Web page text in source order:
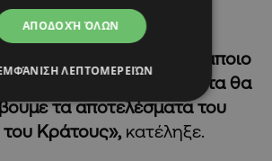
είναι σαλμονέλα ή και κάποιο
ασφαλή συμπεράσματα θα
τα αποτελέσματα του
του Κράτους», κατέληξε.
ΑΠΟΔΟΧΉ ΌΛΩΝ
ΛΕΠΤΟΜΕΡΕΙΏΝ